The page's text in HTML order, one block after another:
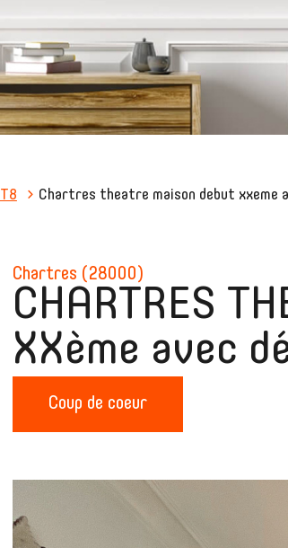
T8 Chartres theatre maison debut xxeme
chartres (28000)
CHARTRES
XXème avec
Coup de coeur